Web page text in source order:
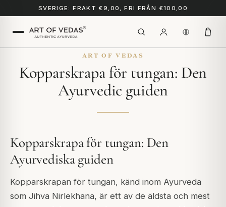
SVERIGE: FRAKT €9,00, FRI FRÅN €100,00
ART OF VEDAS
Kopparskrapa för tungan: Den
Ayurvedic guiden
Kopparskrapa för tungan: Den
Ayurvediska guiden
Kopparskrapan för tungan, känd inom Ayurveda
som Jihva Nirlekhana, är ett av de äldsta och mest